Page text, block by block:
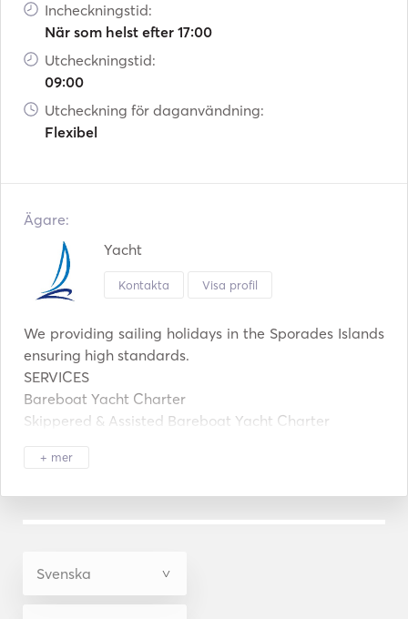
Incheckningstid:
När som helst efter 17:00
Utcheckningstid:
09:00
Utcheckning för daganvändning:
Flexibel
Ägare:
Yacht
Kontakta Visa profil
We providing sailing holidays in the Sporades Islands
ensuring high standards.
SERVICES
Bareboat Yacht Charter
Skippered & Assisted Bareboat Yacht Charter
Sail And Stay Sailing Holidays
+ mer